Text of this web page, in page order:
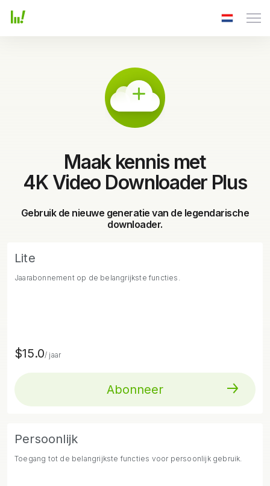
Maak kennis met
4K Video Downloader Plus
Gebruik de nieuwe generatie van de legendarische
downloader.
Lite
Jaarabonnement op de belangrijkste functies.
$15.0/ jaar
Abonneer
Persoonlijk
Toegang tot de belangrijkste functies voor persoonlijk gebruik.